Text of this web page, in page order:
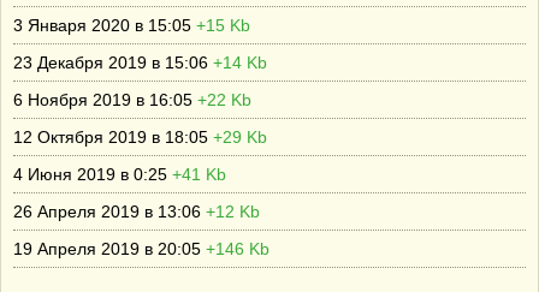
3 Января 2020 в 15:05 +15 Kb
23 Декабря 2019 в 15:06 +14 Kb
6 Ноября 2019 в 16:05 +22 Kb
12 Октября 2019 в 18:05 +29 Kb
4 Июня 2019 в 0:25 +41 Kb
26 Апреля 2019 в 13:06 +12 Kb
19 Апреля 2019 в 20:05 +146 Kb